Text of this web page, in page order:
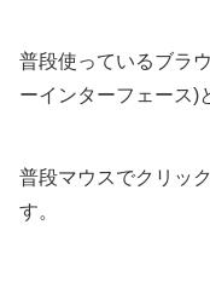
普段使っているブラ
ーインターフェース)
普段マウスでクリッ
す。